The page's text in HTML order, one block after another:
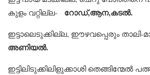
കുളം വറ്റില്ല- റോഡ്,ആന,കടല്‍.
ഇട്ടാലെടുക്കില്ല, ഈഴവപ്പെരും
അണിയല്‍.
ഇട്ടിലിടുക്കിലിളുക്കാശി തെങ്ങിന്മേല്‍